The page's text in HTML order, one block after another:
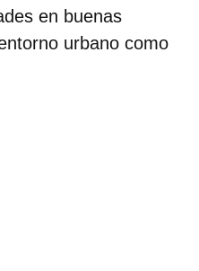
en buenas
urbano como